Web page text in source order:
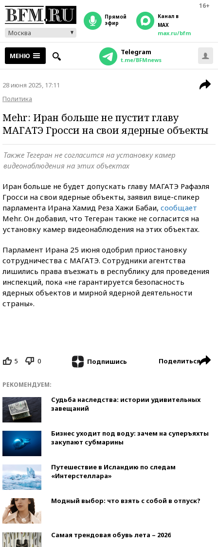
16+
Москва
прямой
эфир
Канал в
MAX
max.ru/bfm
МЕНЮ Telegram
t.me/BFMnews
28 июня 2025, 17:11
Политика
Mehr: Иран больше не пустит главу
МАГАТЭ Гросси на свои ядерные объекты
Также Тегеран не согласится на установку камер
видеонаблюдения на этих объектах
Иран больше не будет допускать главу МАГАТЭ Рафаэля
Гросси на свои ядерные объекты, заявил вице-спикер
парламента Ирана Хамид Реза Хажи Бабаи, сообщает
Mehr. Он добавил, что Тегеран также не согласится на
установку камер видеонаблюдения на этих объектах.
Парламент Ирана 25 июня одобрил приостановку
сотрудничества с МАГАТЭ. Сотрудники агентства
лишились права въезжать в республику для проведения
инспекций, пока «не гарантируется безопасность
ядерных объектов и мирной ядерной деятельности
страны».
5 0 Подпишись Поделиться
РЕКОМЕНДУЕМ:
Судьба наследства: истории удивительных
завещаний
Бизнес уходит под воду: зачем на суперъяхты
закупают субмарины
Путешествие в Исландию по следам
«Интерстеллара»
Модный выбор: что взять с собой в отпуск?
Самая трендовая обувь лета – 2026